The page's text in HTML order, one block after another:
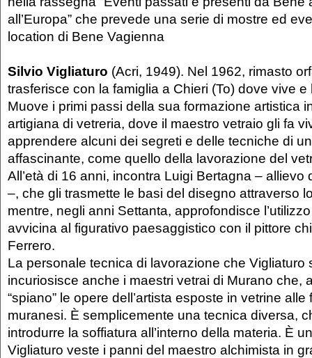
all’Europa” che prevede una serie di mostre ed
location di Bene Vagienna
Silvio Vigliaturo (Acri, 1949). Nel 1962, rimasto
trasferisce con la famiglia a Chieri (To) dove vive e
Muove i primi passi della sua formazione artistica
artigiana di vetreria, dove il maestro vetraio gli fa
apprendere alcuni dei segreti e delle tecniche di
affascinante, come quello della lavorazione del
All’età di 16 anni, incontra Luigi Bertagna – allievo
–, che gli trasmette le basi del disegno attraverso
mentre, negli anni Settanta, approfondisce
avvicina al figurativo paesaggistico con il pittore
Ferrero.
La personale tecnica di lavorazione che Vigliaturo
incuriosisce anche i maestri vetrai di Murano che,
“spiano” le opere dell’artista esposte in vetrine
muranesi. È semplicemente una tecnica diversa,
introdurre la soffiatura all’interno della materia. È
Vigliaturo veste i panni del maestro alchimista in